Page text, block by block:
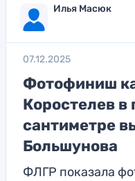
Илья Масюк
07.12.2025
Фотофиниш
Коростелев в
сантиметре
Большунова
ФЛГР показала